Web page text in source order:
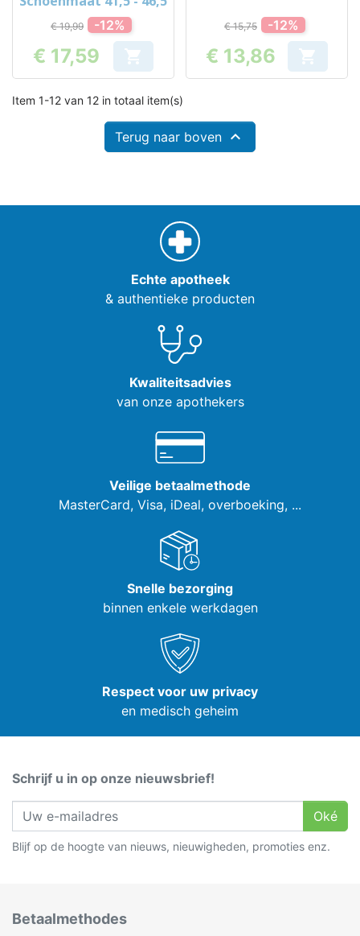
€ 19,99 -12%
Prijs
€ 17,59 
€ 15,75 -12%
Prijs
€ 13,86 
Item 1-12 van 12 in totaal item(s)
Terug naar boven 
Echte apotheek
& authentieke producten
Kwaliteitsadvies
van onze apothekers
Veilige betaalmethode
MasterCard, Visa, iDeal, overboeking, ...
Snelle bezorging
binnen enkele werkdagen
Respect voor uw privacy
en medisch geheim
Schrijf u in op onze nieuwsbrief!
Oké
Blijf op de hoogte van nieuws, nieuwigheden, promoties enz.
Betaalmethodes